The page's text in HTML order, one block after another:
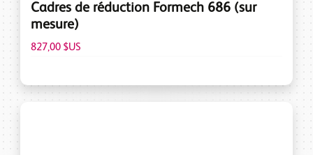
Cadres de réduction Formech 686 (sur
mesure)
827,00 $US